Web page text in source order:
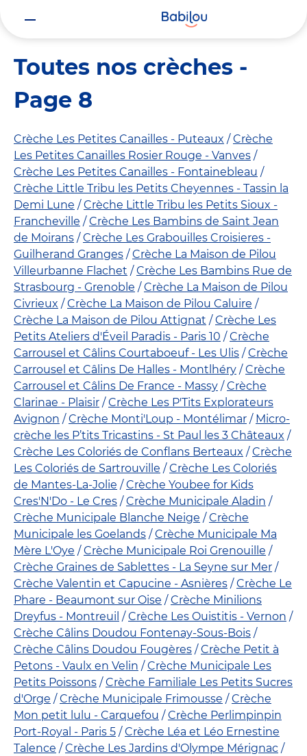
Toutes nos crèches -
Page 8
Crèche Les Petites Canailles - Puteaux
Crèche
Les Petites Canailles Rosier Rouge - Vanves
Crèche Les Petites Canailles - Fontainebleau
Crèche Little Tribu les Petits Cheyennes - Tassin la
Demi Lune
Crèche Little Tribu les Petits Sioux -
Francheville
Crèche Les Bambins de Saint Jean
de Moirans
Crèche Les Grabouilles Croisieres -
Guilherand Granges
Crèche La Maison de Pilou
Villeurbanne Flachet
Crèche Les Bambins Rue de
Strasbourg - Grenoble
Crèche La Maison de Pilou
Civrieux
Crèche La Maison de Pilou Caluire
Crèche La Maison de Pilou Attignat
Crèche Les
Petits Ateliers d'Éveil Paradis - Paris 10
Crèche
Carrousel et Câlins Courtaboeuf - Les Ulis
Crèche
Carrousel et Câlins De Halles - Montlhéry
Crèche
Carrousel et Câlins De France - Massy
Crèche
Clarinae - Plaisir
Crèche Les P'Tits Explorateurs
Avignon
Crèche Monti'Loup - Montélimar
Micro-
crèche les P’tits Tricastins - St Paul les 3 Châteaux
Crèche Les Coloriés de Conflans Berteaux
Crèche
Les Coloriés de Sartrouville
Crèche Les Coloriés
de Mantes-La-Jolie
Crèche Youbee for Kids
Cres'N'Do - Le Cres
Crèche Municipale Aladin
Crèche Municipale Blanche Neige
Crèche
Municipale les Goelands
Crèche Municipale Ma
Mère L'Oye
Crèche Municipale Roi Grenouille
Crèche Graines de Sablettes - La Seyne sur Mer
Crèche Valentin et Capucine - Asnières
Crèche Le
Phare - Beaumont sur Oise
Crèche Minilions
Dreyfus - Montreuil
Crèche Les Ouistitis - Vernon
Crèche Câlins Doudou Fontenay-Sous-Bois
Crèche Câlins Doudou Fougères
Crèche Petit à
Petons - Vaulx en Velin
Crèche Municipale Les
Petits Poissons
Crèche Familiale Les Petits Sucres
d'Orge
Crèche Municipale Frimousse
Crèche
Mon petit lulu - Carquefou
Crèche Perlimpinpin
Port-Royal - Paris 5
Crèche Léa et Léo Ernestine
Talence
Crèche Les Jardins d'Olympe Mérignac